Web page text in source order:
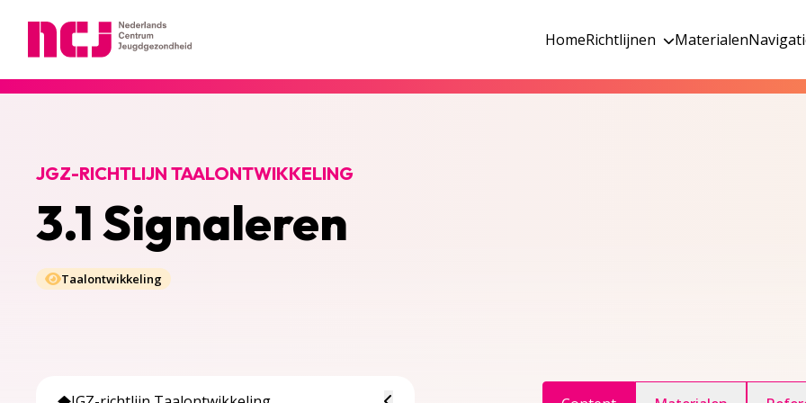
HomeRichtlijnen Materialen
3.1 Signaleren
JGZ-RICHTLIJN TAALONTWIKKELING
Taalontwikkeling